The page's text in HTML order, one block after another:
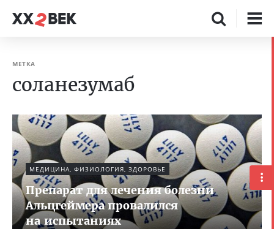
МЕТКА
соланезумаб
МЕДИЦИНА, ФИЗИОЛОГИЯ, ЗДОРОВЬЕ
Препарат для лечения болезни
Альцгеймера провалился
на испытаниях